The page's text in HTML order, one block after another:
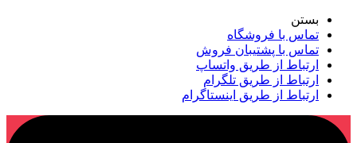
بستن
تماس با فروشگاه
تماس با پشتیبان فروش
ارتباط از طریق واتساپ
ارتباط از طریق تلگرام
ارتباط از طریق اینستاگرام